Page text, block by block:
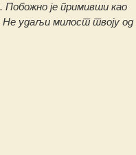
Побожно је примивши као
Не удаљи милост твоју од